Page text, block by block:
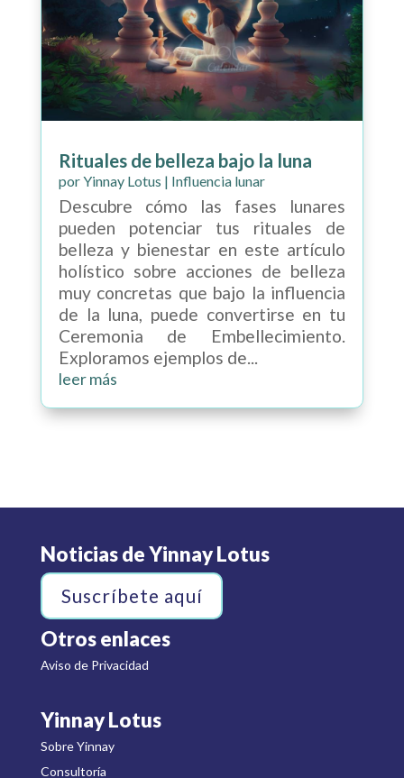
Rituales de belleza bajo la luna
porYinnay Lotus | Influencia lunar
Descubre cómo las fases lunares
pueden potenciar tus rituales de
belleza y bienestar en este artículo
holístico sobre acciones de belleza
muy concretas que bajo la influencia
de la luna, puede convertirse en tu
Ceremonia de Embellecimiento.
Exploramos ejemplos de...
leer más
Noticias de Yinnay Lotus
Suscríbete aquí
Otros enlaces
Aviso de Privacidad
Yinnay Lotus
Sobre Yinnay
Consultoría